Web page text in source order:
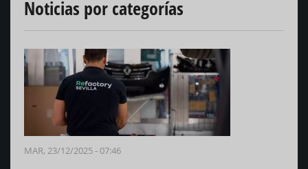
Noticias por categorías
MAR, 23/12/2025 - 07:46